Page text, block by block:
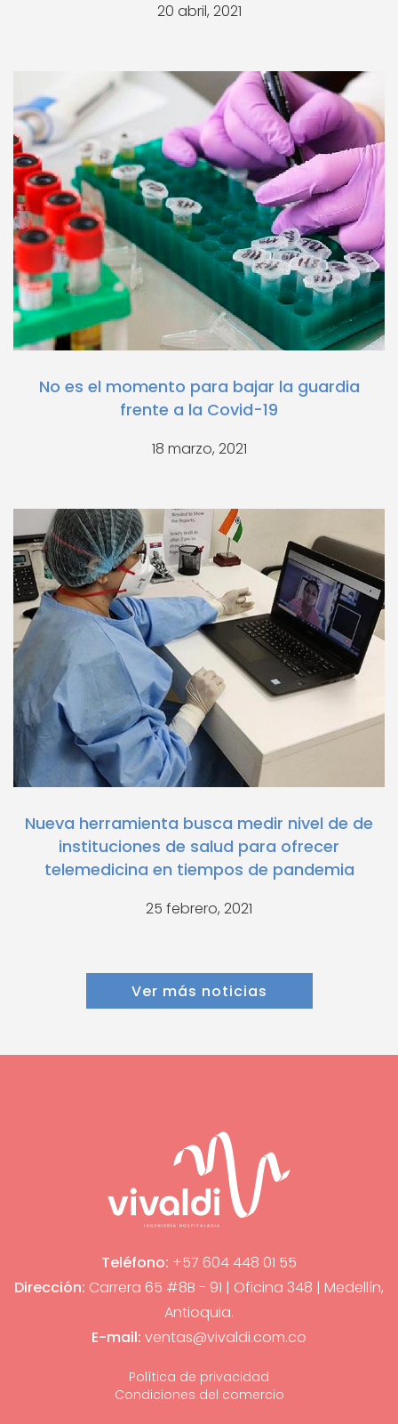
20 abril, 2021
No es el momento para bajar la guardia
frente a la Covid-19
18 marzo, 2021
Nueva herramienta busca medir nivel de de
instituciones de salud para ofrecer
telemedicina en tiempos de pandemia
25 febrero, 2021
Ver más noticias
Teléfono: +57 604 448 01 55
Dirección: Carrera 65 #8B - 91 | Oficina 348 | Medellín,
Antioquia.
E-mail: ventas@vivaldi.com.co
Política de privacidad
Condiciones del comercio